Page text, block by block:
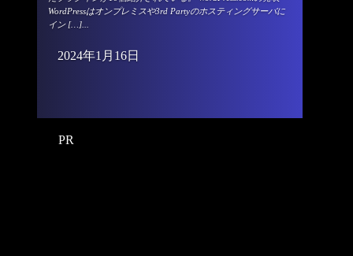
WordPressはオンプレミスや3rd Partyのホスティングサーバに
イン […]...
2024年1月16日
PR